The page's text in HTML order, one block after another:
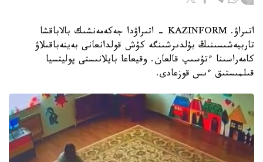
اتىراۋ. KAZINFORM - اتىراۋدا جەكەمەنشىك بالاباقشا
تاربيەشىسىنىڭ بۇلدىرشىنگە كۇش قولدانعانى بەينەباقىلاۋ
كامەراسىنا ءتۇسىپ قالعان. وقيعاعا بايلانىستى پوليتسيا
قىلمىستىق ءىس قوزعادى.